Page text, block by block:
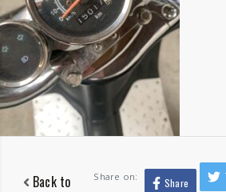
Back to
Share on: Share